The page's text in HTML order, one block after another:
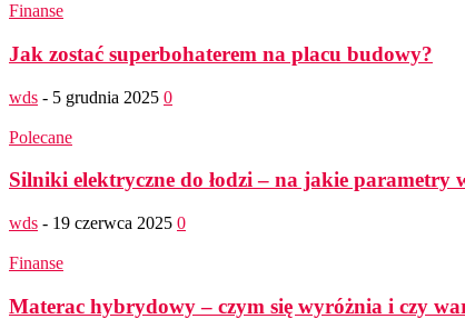
Finanse
Jak zostać superbohaterem na placu budowy?
wds - 5 grudnia 2025 0
Polecane
Silniki elektryczne do łodzi – na jakie parametry
wds - 19 czerwca 2025 0
Finanse
Materac hybrydowy – czym się wyróżnia i czy